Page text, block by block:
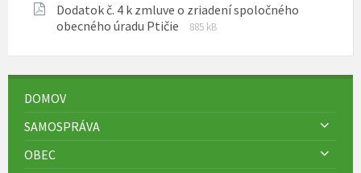
Dodatok č. 4 k zmluve o zriadení spoločného
obecného úradu Ptičie
Prípona
pdf
Veľkosť
885 kB
DOMOV
SAMOSPRÁVA
OBEC